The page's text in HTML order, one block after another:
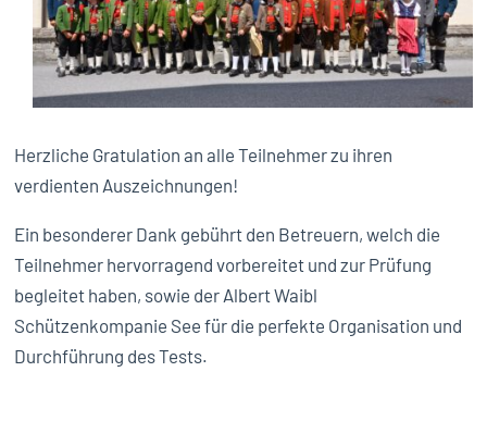
Herzliche Gratulation an alle Teilnehmer zu ihren
verdienten Auszeichnungen!
Ein besonderer Dank gebührt den Betreuern, welch die
Teilnehmer hervorragend vorbereitet und zur Prüfung
begleitet haben, sowie der Albert Waibl
Schützenkompanie See für die perfekte Organisation und
Durchführung des Tests.